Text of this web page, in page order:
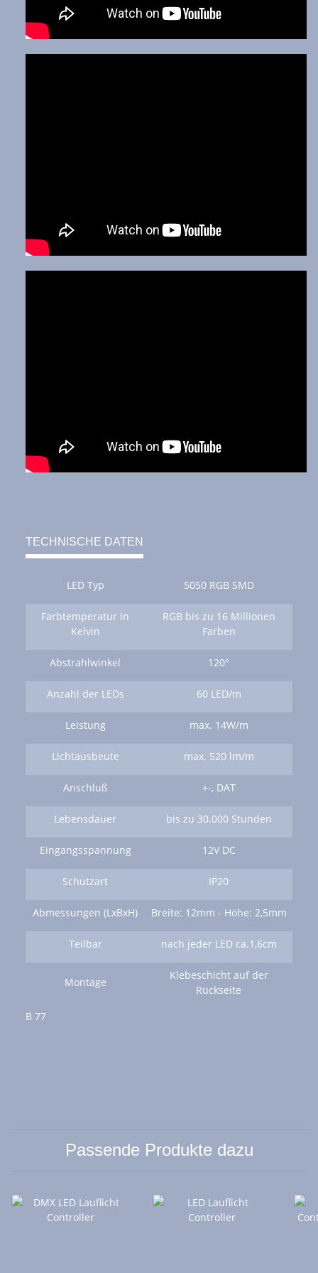
TECHNISCHE DATEN
LED Typ 5050 RGB SMD
Farbtemperatur in
Kelvin
RGB bis zu 16 Millionen
Farben
Abstrahlwinkel 120°
Anzahl der LEDs 60 LED/m
Leistung max. 14W/m
Lichtausbeute max. 520 lm/m
Anschluß +-, DAT
Lebensdauer bis zu 30.000 Stunden
Eingangsspannung 12V DC
Schutzart IP20
Abmessungen (LxBxH) Breite: 12mm - Höhe: 2,5mm
Teilbar nach jeder LED ca.1,6cm
Montage
Klebeschicht auf der
Rückseite
B 77
Passende Produkte dazu